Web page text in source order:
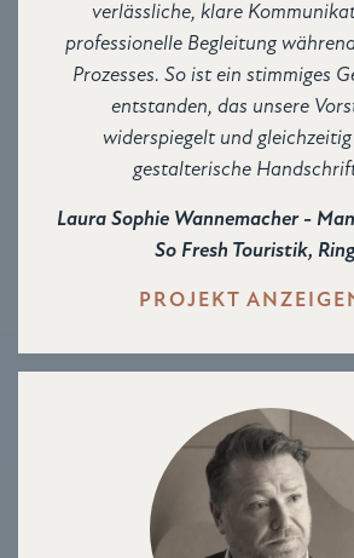
verlässliche, klare
professionelle Begleitung
Prozesses. So ist ein stimmiges
entstanden, das unsere
widerspiegelt und
gestalterische
Laura Sophie Wannemacher -
So Fresh Touristik,
PROJEKT